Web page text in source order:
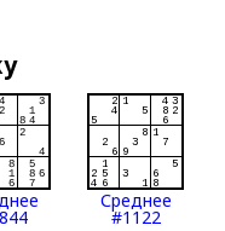
Среднее
#1122